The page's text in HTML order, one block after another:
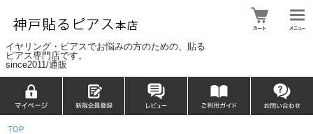
イヤリング・ピアスでお悩みの方のための、貼る
ピアス専門店です。
since2011/通販
TOP